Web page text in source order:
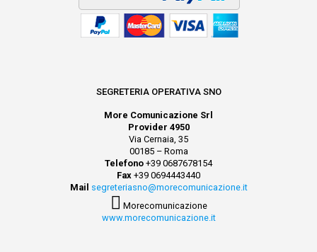
SEGRETERIA OPERATIVA SNO
More Comunicazione Srl
Provider 4950
Via Cernaia, 35
00185 – Roma
Telefono +39 0687678154
Fax +39 0694443440
Mail segreteriasno@morecomunicazione.it
Morecomunicazione
www.morecomunicazione.it